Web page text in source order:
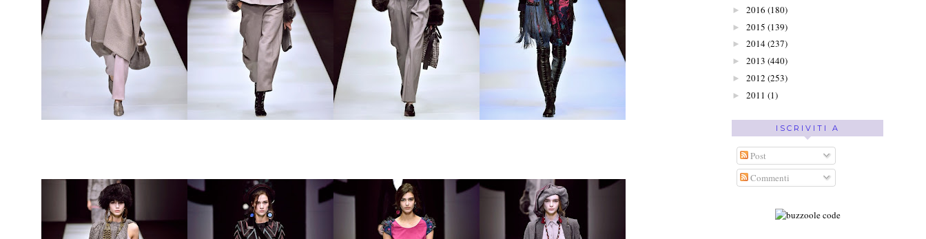
► 2016 (180)
► 2015 (139)
► 2014(237)
► 2013 (440)
► 2012 (253)
► 2011 (1)
ISCRIVITI A
Post
Commenti